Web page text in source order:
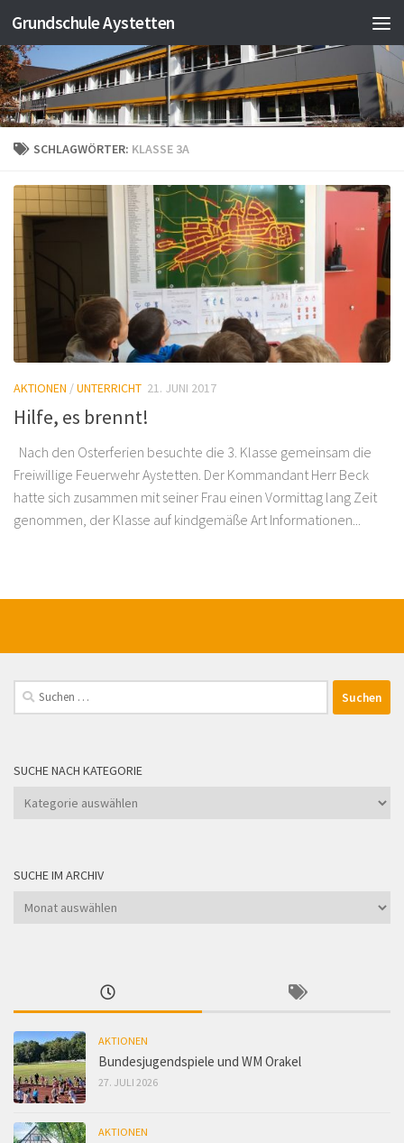
Zum Inhalt springen
Grundschule Aystetten
SCHLAGWÖRTER: KLASSE 3A
AKTIONEN /UNTERRICHT 21. JUNI 2017
Hilfe, es brennt!
Nach den Osterferien besuchte die 3. Klasse gemeinsam die
Freiwillige Feuerwehr Aystetten. Der Kommandant Herr Beck
hatte sich zusammen mit seiner Frau einen Vormittag lang Zeit
genommen, der Klasse auf kindgemäße Art Informationen...
Suchen
nach:
SUCHE NACH KATEGORIE
Suche
SUCHE IM ARCHIV
Suche
AKTIONEN
Bundesjugendspiele und WM Orakel
27. JULI 2026
AKTIONEN